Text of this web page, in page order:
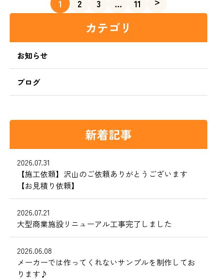
1 2 3 … 11
カテゴリ
お知らせ
ブログ
新着記事
2026.07.31
【施工依頼】沢山のご依頼ありがとうございます
【お見積り依頼】
2026.07.21
大型商業施設リニューアル工事完了しました
2026.06.08
メーカーでは作ってくれないサンプルを制作してお
ります♪